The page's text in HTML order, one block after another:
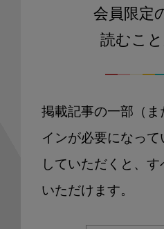
会員限定
読むこ
掲載記事の一部（ま
インが必要になっ
していただくと、
いただけます。